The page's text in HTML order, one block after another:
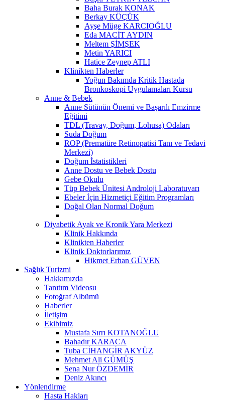
Baha Burak KONAK
Berkay KÜÇÜK
Ayşe Müge KARCIOĞLU
Eda MACİT AYDIN
Meltem ŞİMŞEK
Metin YARICI
Hatice Zeynep ATLI
Klinikten Haberler
Yoğun Bakımda Kritik Hastada
Bronkoskopi Uygulamaları Kursu
Anne & Bebek
Anne Sütünün Önemi ve Başarılı Emzirme
Eğitimi
TDL (Travay, Doğum, Lohusa) Odaları
Suda Doğum
ROP (Prematüre Retinopatisi Tanı ve Tedavi
Merkezi)
Doğum İstatistikleri
Anne Dostu ve Bebek Dostu
Gebe Okulu
Tüp Bebek Ünitesi Androloji Laboratuvarı
Ebeler İçin Hizmetiçi Eğitim Programları
Doğal Olan Normal Doğum
Diyabetik Ayak ve Kronik Yara Merkezi
Klinik Hakkında
Klinikten Haberler
Klinik Doktorlarımız
Hikmet Erhan GÜVEN
Sağlık Turizmi
Hakkımızda
Tanıtım Videosu
Fotoğraf Albümü
Haberler
İletişim
Ekibimiz
Mustafa Sırrı KOTANOĞLU
Bahadır KARACA
Tuba CİHANGİR AKYÜZ
Mehmet Ali GÜMÜŞ
Sena Nur ÖZDEMİR
Deniz Akıncı
Yönlendirme
Hasta Hakları